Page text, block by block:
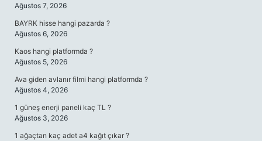
Ağustos 7, 2026
BAYRK hisse hangi pazarda ?
Ağustos 6, 2026
Kaos hangi platformda ?
Ağustos 5, 2026
Ava giden avlanır filmi hangi platformda ?
Ağustos 4, 2026
1 güneş enerji paneli kaç TL ?
Ağustos 3, 2026
1 ağaçtan kaç adet a4 kağıt çıkar ?